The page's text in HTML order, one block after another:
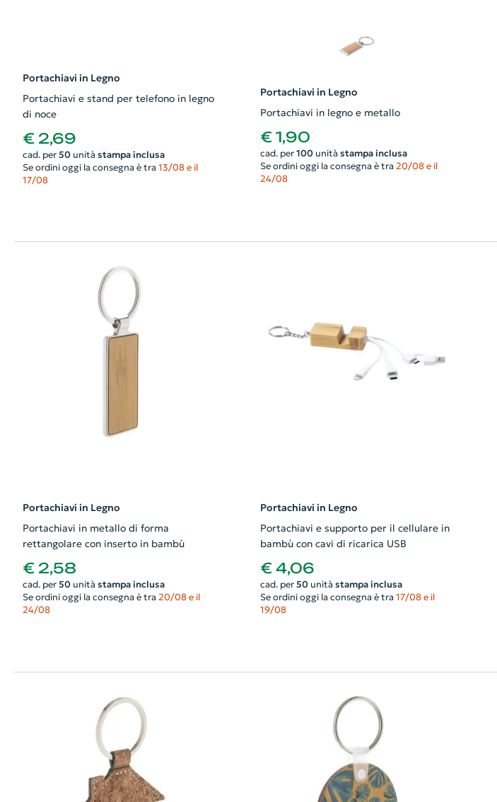
Portachiavi in Legno
Portachiavi e stand per telefono in legno
di noce
€ 2,69
cad. per 50unità stampa inclusa
Se ordini oggi la consegna è tra 13/08 e il
17/08
Portachiavi in Legno
Portachiavi in legno e metallo
€ 1,90
cad. per 100unità stampa inclusa
Se ordini oggi la consegna è tra 20/08 e il
24/08
Portachiavi in Legno
Portachiavi in metallo di forma
rettangolare con inserto in bambù
€ 2,58
cad. per 50unità stampa inclusa
Se ordini oggi la consegna è tra 20/08 e il
24/08
Portachiavi in Legno
Portachiavi e supporto per il cellulare in
bambù con cavi di ricarica USB
€ 4,06
cad. per 50unità stampa inclusa
Se ordini oggi la consegna è tra 17/08 e il
19/08